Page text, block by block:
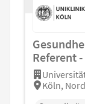
Referent
Köln,